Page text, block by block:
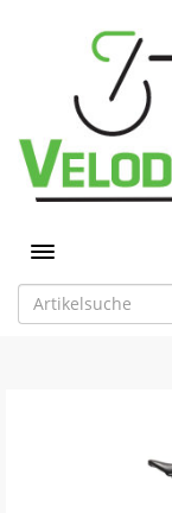
Toggle navigation